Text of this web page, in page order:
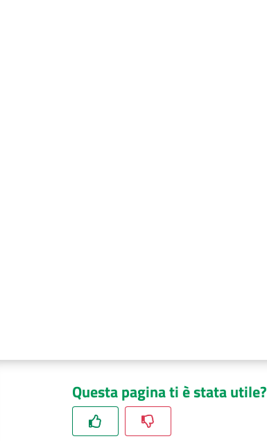
Questa pagina ti è stata utile?